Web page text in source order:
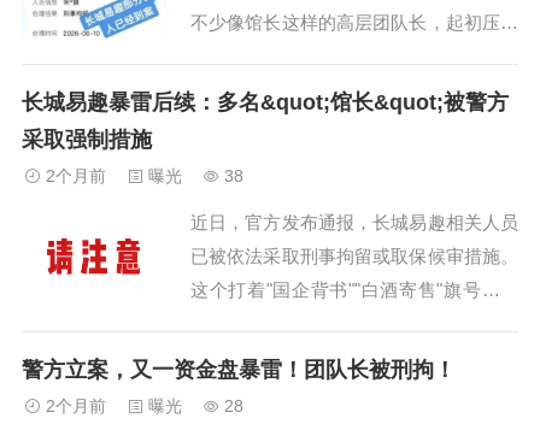
不少像馆长这样的高层团队长，起初压根
一桩，没啥大不了的。然而，这次他们实
名核心人员，因...
长城易趣暴雷后续：多名&quot;馆长&quot;被警方
采取强制措施
2个月前 曝光 38
近日，官方发布通报，长城易趣相关人员
已被依法采取刑事拘留或取保候审措施。
这个打着"国企背书""白酒寄售"旗号、涉
盘，终于迎来了法律的重拳。暴雷之初，
警方立案，又一资金盘暴雷！团队长被刑拘！
2个月前 曝光 28